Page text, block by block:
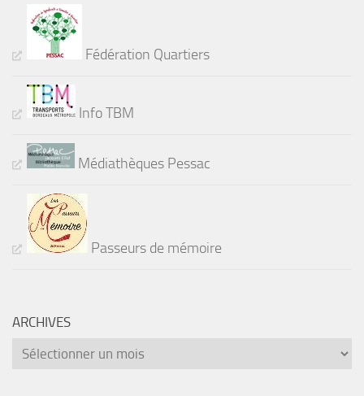
Fédération Quartiers
Info TBM
Médiathèques Pessac
Passeurs de mémoire
ARCHIVES
Archives